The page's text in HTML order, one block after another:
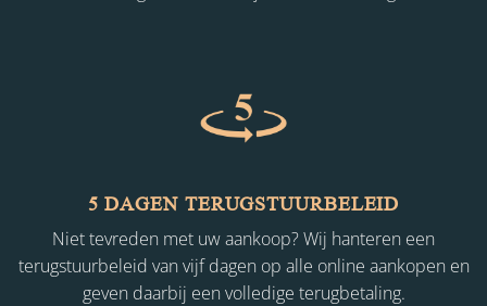
5 DAGEN TERUGSTUURBELEID
Niet tevreden met uw aankoop? Wij hanteren een
terugstuurbeleid van vijf dagen op alle online aankopen en
geven daarbij een volledige terugbetaling.